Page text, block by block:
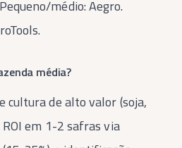
médio: Aegro.
média?
cultura de alto valor (soja,
em 1-2 safras via